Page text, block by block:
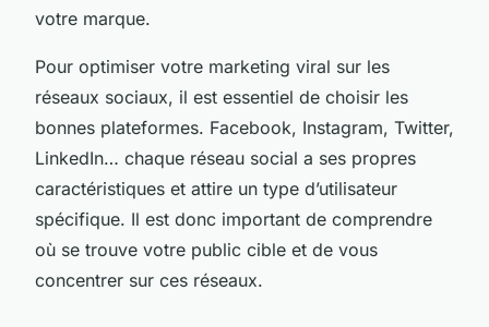
votre marque.
Pour optimiser votre marketing viral sur les
réseaux sociaux, il est essentiel de choisir les
bonnes plateformes. Facebook, Instagram, Twitter,
LinkedIn… chaque réseau social a ses propres
caractéristiques et attire un type d’utilisateur
spécifique. Il est donc important de comprendre
où se trouve votre public cible et de vous
concentrer sur ces réseaux.